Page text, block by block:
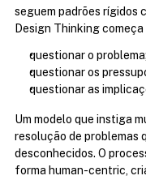
seguem padrões rígidos
Design Thinking
questionar o problema;
questionar os
questionar as
Um modelo que instiga
resolução de problemas
desconhecidos. O
forma human-centric,